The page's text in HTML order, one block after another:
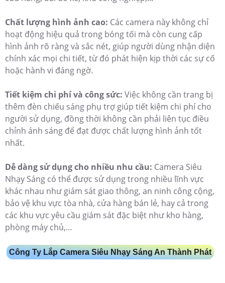
Chất lượng hình ảnh cao: Các camera này không chỉ
hoạt động hiệu quả trong bóng tối mà còn cung cấp
hình ảnh rõ ràng và sắc nét, giúp người dùng nhận diện
chính xác mọi chi tiết, từ đó phát hiện kịp thời các sự cố
hoặc hành vi đáng ngờ.
Tiết kiệm chi phí và công sức: Việc không cần trang bị
thêm đèn chiếu sáng phụ trợ giúp tiết kiệm chi phí cho
người sử dụng, đồng thời không cần phải liên tục điều
chỉnh ánh sáng để đạt được chất lượng hình ảnh tốt
nhất.
Dễ dàng sử dụng cho nhiều nhu cầu: Camera Siêu
Nhạy Sáng có thể được sử dụng trong nhiều lĩnh vực
khác nhau như giám sát giao thông, an ninh công cộng,
bảo vệ khu vực tòa nhà, cửa hàng bán lẻ, hay cả trong
các khu vực yêu cầu giám sát đặc biệt như kho hàng,
phòng máy chủ,…
Công Ty Lắp Camera Siêu Nhạy Sáng An Thành Phát